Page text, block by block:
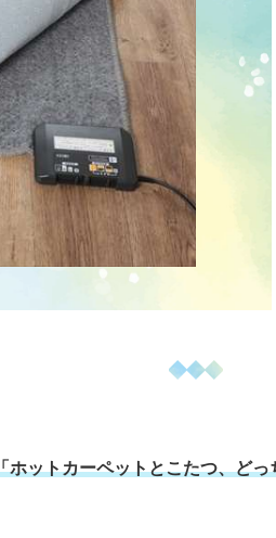
ホットカーペットとこたつ、ど